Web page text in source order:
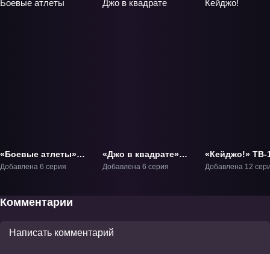
«Боевые атлеты»
ОВА-1
Добавлена 6 серия
«Джо в квадрате»
ТВ-1
Добавлена 6 серия
«Кейджо!» ТВ-
Добавлена 12
Комментарии